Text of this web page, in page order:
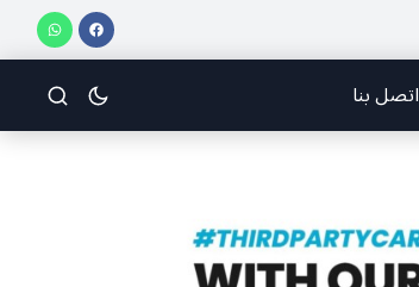
اتصل بنا